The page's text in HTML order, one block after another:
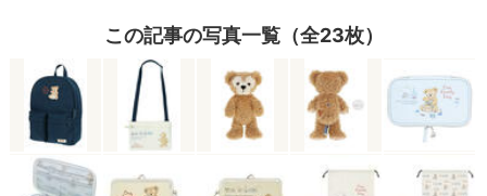
この記事の写真一覧（全23枚）